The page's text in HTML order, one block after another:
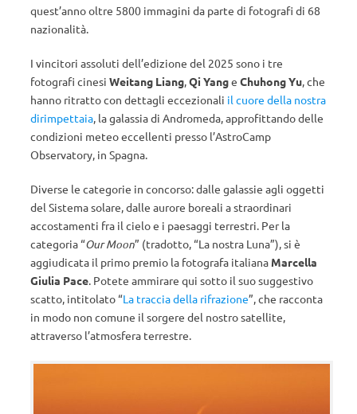
quest’anno oltre 5800 immagini da parte di fotografi di 68
nazionalità.
I vincitori assoluti dell’edizione del 2025 sono i tre
fotografi cinesi Weitang Liang,Qi Yange Chuhong Yu, che
hanno ritratto con dettagli eccezionali il cuore della nostra
dirimpettaia, la galassia di Andromeda, approfittando delle
condizioni meteo eccellenti presso l’AstroCamp
Observatory, in Spagna.
Diverse le categorie in concorso: dalle galassie agli oggetti
del Sistema solare, dalle aurore boreali a straordinari
accostamenti fra il cielo e i paesaggi terrestri. Per la
categoria “Our Moon” (tradotto, “La nostra Luna”), si è
aggiudicata il primo premio la fotografa italiana Marcella
Giulia Pace. Potete ammirare qui sotto il suo suggestivo
scatto, intitolato “La traccia della rifrazione”, che racconta
in modo non comune il sorgere del nostro satellite,
attraverso l’atmosfera terrestre.